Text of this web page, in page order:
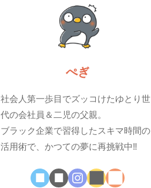
ぺぎ
社会人第一歩目でズッコけたゆとり世
代の会社員＆二児の父親。
ブラック企業で習得したスキマ時間の
活用術で、かつての夢に再挑戦中‼︎